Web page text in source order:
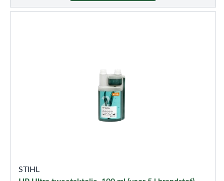
STIHL